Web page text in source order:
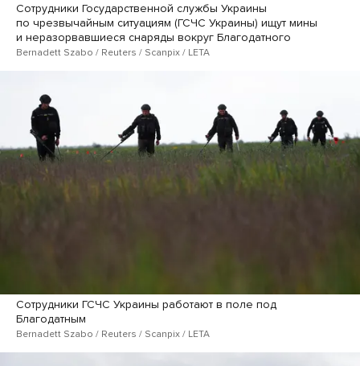
Сотрудники Государственной службы Украины
по чрезвычайным ситуациям (ГСЧС Украины) ищут мины
и неразорвавшиеся снаряды вокруг Благодатного
Bernadett Szabo / Reuters / Scanpix / LETA
Сотрудники ГСЧС Украины работают в поле под
Благодатным
Bernadett Szabo / Reuters / Scanpix / LETA